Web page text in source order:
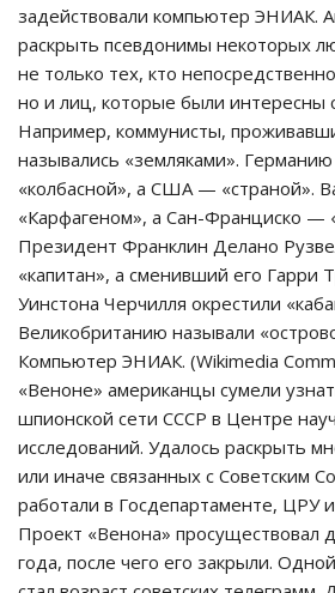
задействовали компьютер ЭНИАК.
раскрыть псевдонимы некоторых
не только тех, кто
но и лиц, которые были интересны
Например, коммунисты,
назывались «земляками».
«колбасной», а США — «страной».
«Карфагеном», а Сан-Франциско —
Президент Франклин Делано
«капитан», а сменивший его Гарри
Уинстона Черчилля окрестили
Великобританию называли
Компьютер ЭНИАК. (Wikimedia
«Веноне» американцы сумели
шпионской сети СССР в Центре
исследований. Удалось раскрыть
или иначе связанных с Советским
работали в Госдепартаменте, ЦРУ
Проект «Венона» просуществовал
года, после чего его закрыли.